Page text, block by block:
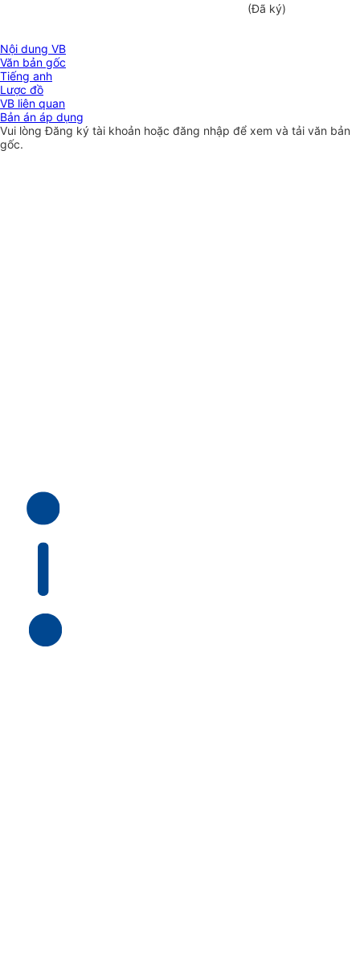
(Đã ký)
Nội dung VB
Văn bản gốc
Tiếng anh
Lược đồ
VB liên quan
Bản án áp dụng
Vui lòngĐăng ký tài khoản hoặc đăng nhập để xem và tải văn bản
gốc.